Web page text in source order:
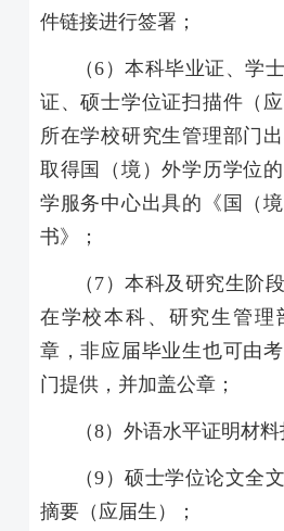
件链接进行签署；
（6 ）本科毕业证、学
证、硕士学位证扫描件（
所在学校研究生管理部门
取得国（境）外学历学位
学服务中心出具的《国（
书》；
（ 7 ）本科及研究生阶
在学校本科、研究生管理
章，非应届毕业生也可由
门提供，并加盖公章；
（8）外语水平证明材料
（9 ）硕士学位论文全
摘要（应届生）；